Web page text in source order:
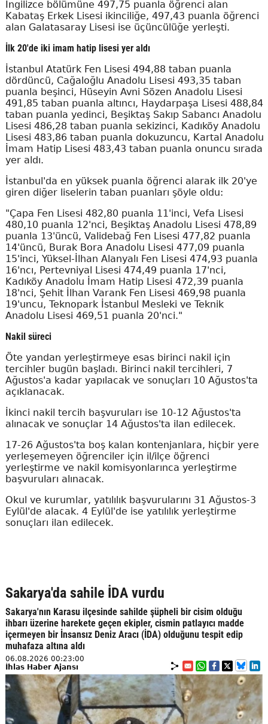
İngilizce bölümüne 497,75 puanla öğrenci alan
Kabataş Erkek Lisesi ikinciliğe, 497,43 puanla öğrenci
alan Galatasaray Lisesi ise üçüncülüğe yerleşti.
İlk 20'de iki imam hatip lisesi yer aldı
İstanbul Atatürk Fen Lisesi 494,88 taban puanla
dördüncü, Cağaloğlu Anadolu Lisesi 493,35 taban
puanla beşinci, Hüseyin Avni Sözen Anadolu Lisesi
491,85 taban puanla altıncı, Haydarpaşa Lisesi 488,84
taban puanla yedinci, Beşiktaş Sakıp Sabancı Anadolu
Lisesi 486,28 taban puanla sekizinci, Kadıköy Anadolu
Lisesi 483,86 taban puanla dokuzuncu, Kartal Anadolu
İmam Hatip Lisesi 483,43 taban puanla onuncu sırada
yer aldı.
İstanbul'da en yüksek puanla öğrenci alarak ilk 20'ye
giren diğer liselerin taban puanları şöyle oldu:
"Çapa Fen Lisesi 482,80 puanla 11'inci, Vefa Lisesi
480,10 puanla 12'nci, Beşiktaş Anadolu Lisesi 478,89
puanla 13'üncü, Validebağ Fen Lisesi 477,82 puanla
14'üncü, Burak Bora Anadolu Lisesi 477,09 puanla
15'inci, Yüksel-İlhan Alanyalı Fen Lisesi 474,93 puanla
16'ncı, Pertevniyal Lisesi 474,49 puanla 17'nci,
Kadıköy Anadolu İmam Hatip Lisesi 472,39 puanla
18'nci, Şehit İlhan Varank Fen Lisesi 469,98 puanla
19'uncu, Teknopark İstanbul Mesleki ve Teknik
Anadolu Lisesi 469,51 puanla 20'nci."
Nakil süreci
Öte yandan yerleştirmeye esas birinci nakil için
tercihler bugün başladı. Birinci nakil tercihleri, 7
Ağustos'a kadar yapılacak ve sonuçları 10 Ağustos'ta
açıklanacak.
İkinci nakil tercih başvuruları ise 10-12 Ağustos'ta
alınacak ve sonuçlar 14 Ağustos'ta ilan edilecek.
17-26 Ağustos'ta boş kalan kontenjanlara, hiçbir yere
yerleşemeyen öğrenciler için il/ilçe öğrenci
yerleştirme ve nakil komisyonlarınca yerleştirme
başvuruları alınacak.
Okul ve kurumlar, yatılılık başvurularını 31 Ağustos-3
Eylül'de alacak. 4 Eylül'de ise yatılılık yerleştirme
sonuçları ilan edilecek.
Sakarya'da sahile İDA vurdu
Sakarya'nın Karasu ilçesinde sahilde şüpheli bir cisim olduğu
ihbarı üzerine harekete geçen ekipler, cismin patlayıcı madde
içermeyen bir İnsansız Deniz Aracı (İDA) olduğunu tespit edip
muhafaza altına aldı
06.08.2026 00:23:00
İhlas Haber Ajansı